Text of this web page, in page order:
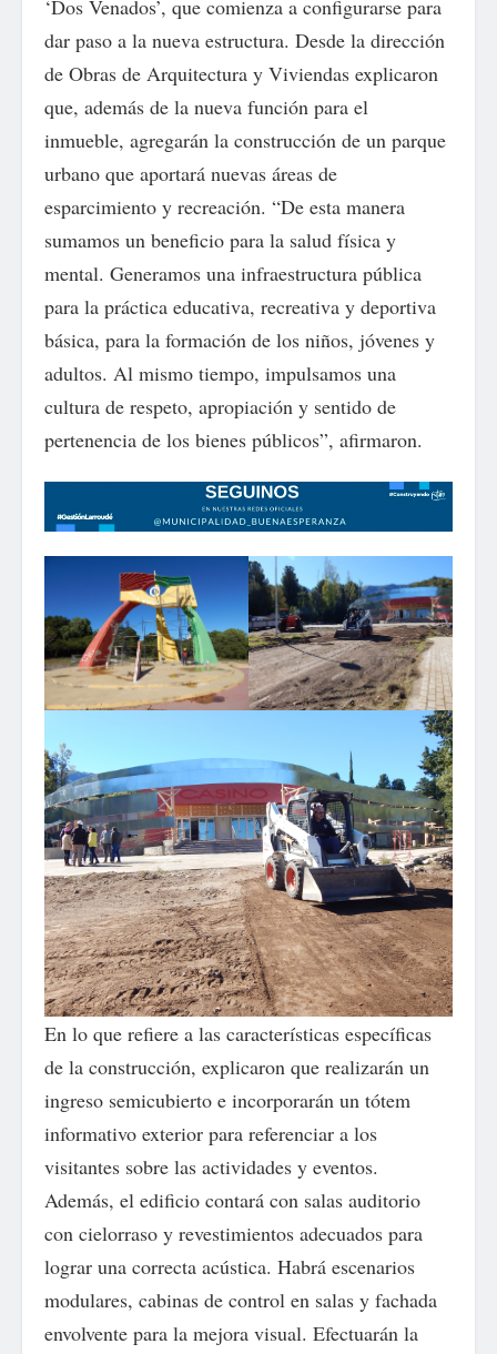
‘Dos Venados’, que comienza a configurarse para
dar paso a la nueva estructura. Desde la dirección
de Obras de Arquitectura y Viviendas explicaron
que, además de la nueva función para el
inmueble, agregarán la construcción de un parque
urbano que aportará nuevas áreas de
esparcimiento y recreación. “De esta manera
sumamos un beneficio para la salud física y
mental. Generamos una infraestructura pública
para la práctica educativa, recreativa y deportiva
básica, para la formación de los niños, jóvenes y
adultos. Al mismo tiempo, impulsamos una
cultura de respeto, apropiación y sentido de
pertenencia de los bienes públicos”, afirmaron.
En lo que refiere a las características específicas
de la construcción, explicaron que realizarán un
ingreso semicubierto e incorporarán un tótem
informativo exterior para referenciar a los
visitantes sobre las actividades y eventos.
Además, el edificio contará con salas auditorio
con cielorraso y revestimientos adecuados para
lograr una correcta acústica. Habrá escenarios
modulares, cabinas de control en salas y fachada
envolvente para la mejora visual. Efectuarán la